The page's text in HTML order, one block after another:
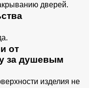
дверей.
от
за душевым
изделия не